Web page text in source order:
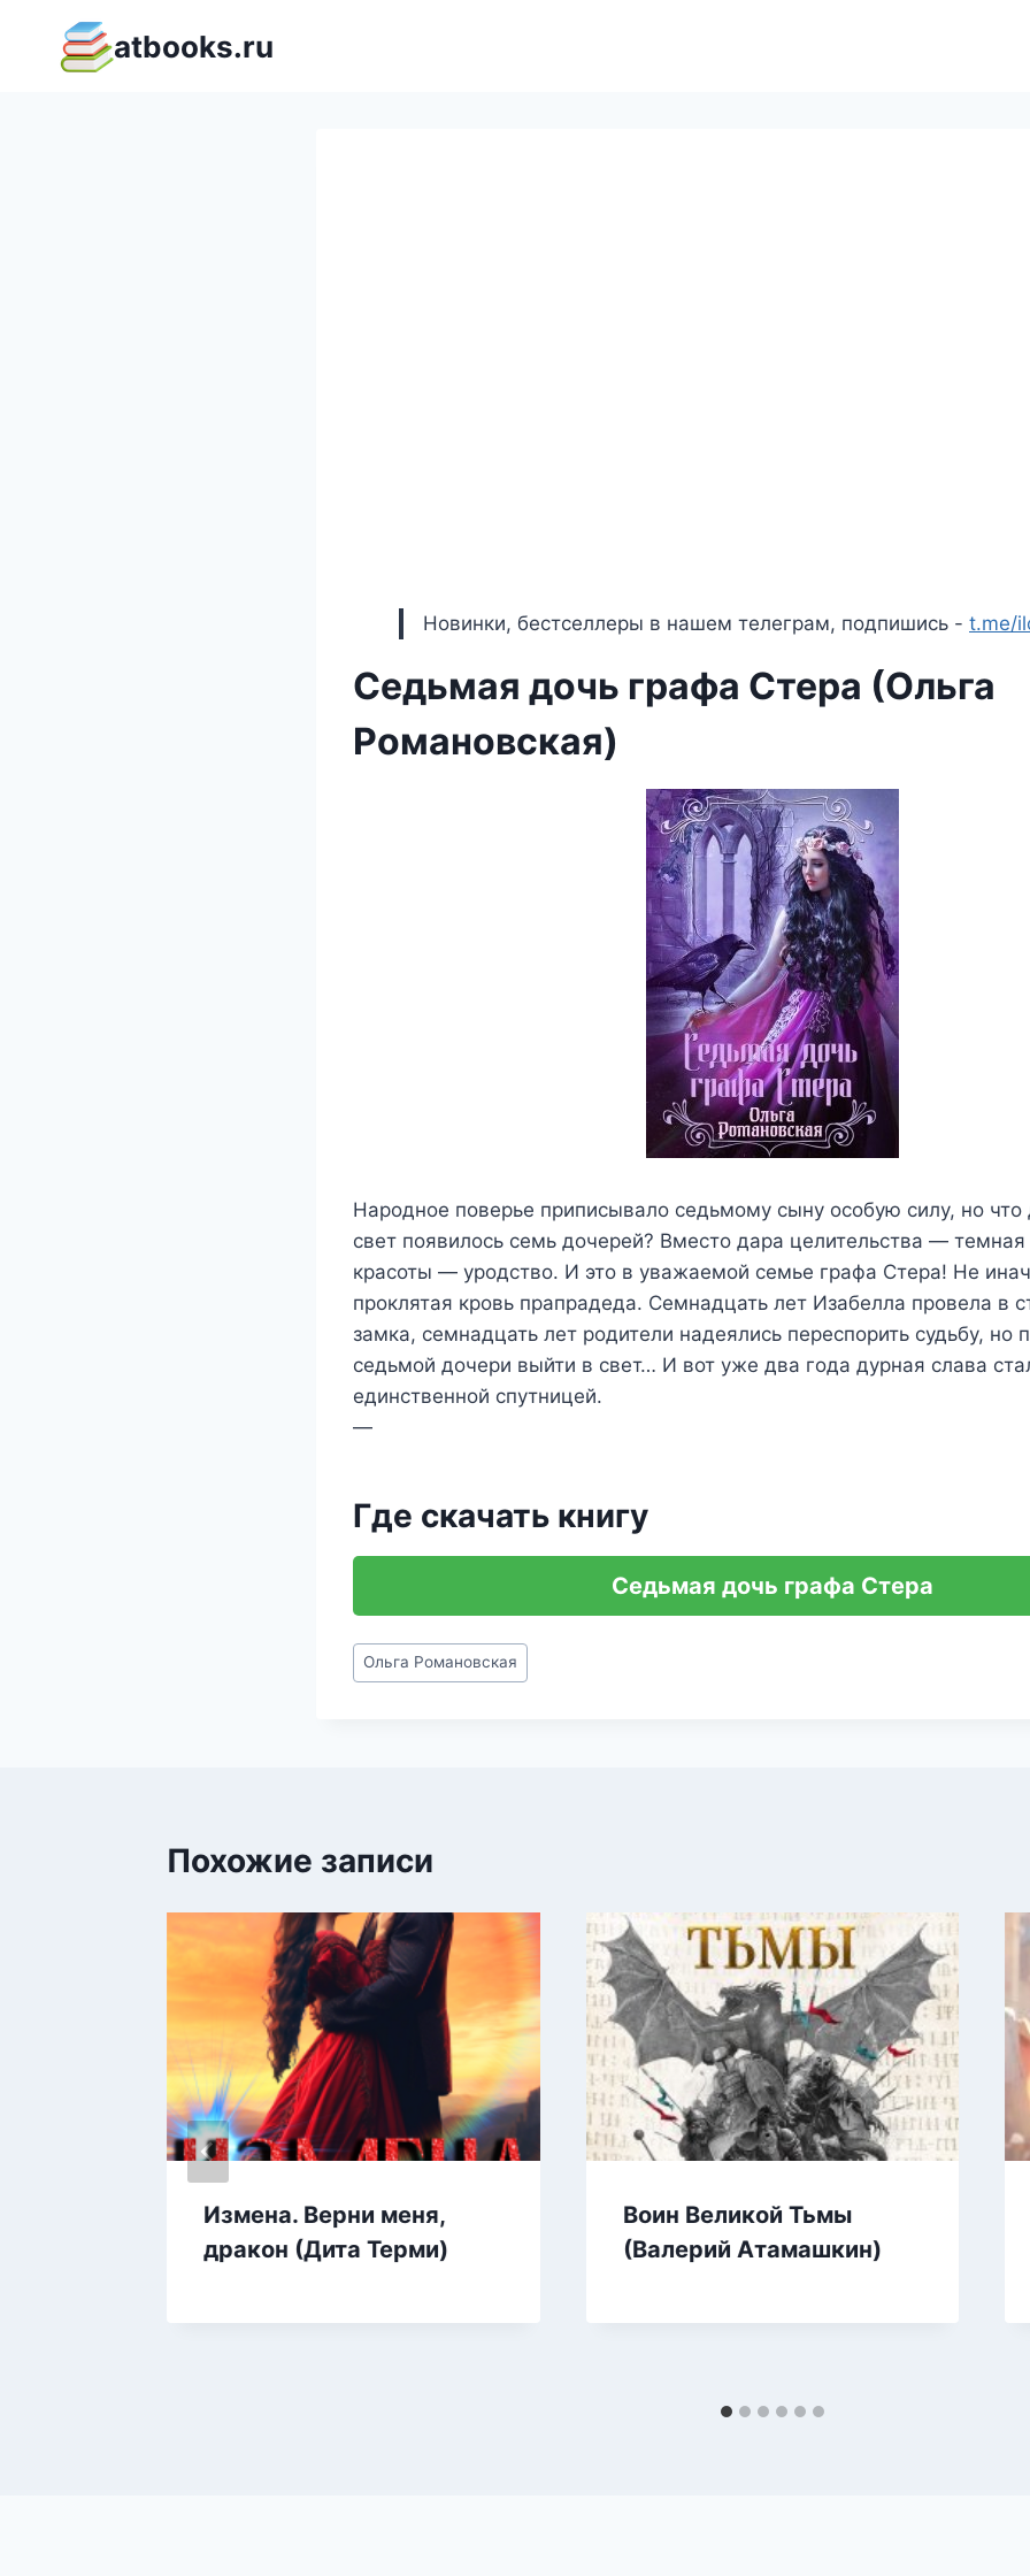
содержимому
atbooks.ru
Новинки, бестселлеры в нашем телеграм, подпишись - t.me/
Седьмая дочь графа Стера (Ольга
Романовская)
Народное поверье приписывало седьмому сыну особую силу, но что
свет появилось семь дочерей? Вместо дара целительства —
красоты — уродство. И это в уважаемой семье графа Стера! Не
проклятая кровь прапрадеда. Семнадцать лет Изабелла провела в
замка, семнадцать лет родители надеялись переспорить судьбу, но
седьмой дочери выйти в свет… И вот уже два года дурная слава
единственной спутницей.
—
Где скачать книгу
Седьмая дочь графа Стера
Метки
записи:
Ольга Романовская
Похожие записи
Измена. Верни меня,
дракон (Дита Терми)
Воин Великой Тьмы
(Валерий Атамашкин)